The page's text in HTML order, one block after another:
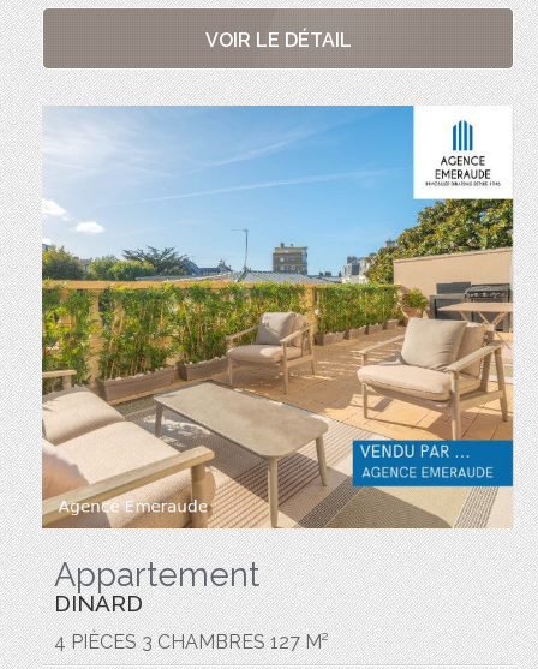
VOIR LE DÉTAIL
Appartement
DINARD
4 PIÈCES 3 CHAMBRES 127 M²